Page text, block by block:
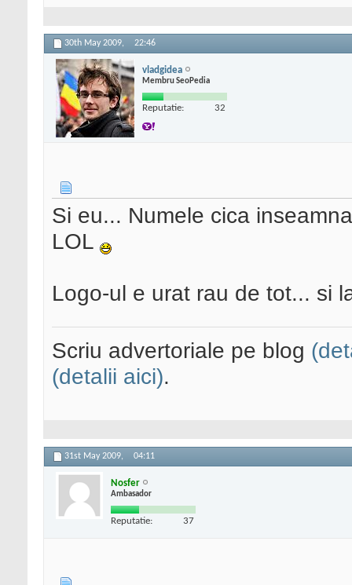
30th May 2009, 22:46
vladgidea
Membru SeoPedia
Reputatie: 32
Si eu... Numele cica
LOL
Logo-ul e urat rau de tot... si
Scriu advertoriale pe blog
(detalii aici).
31st May 2009, 04:11
Nosfer
Ambasador
Reputatie: 37